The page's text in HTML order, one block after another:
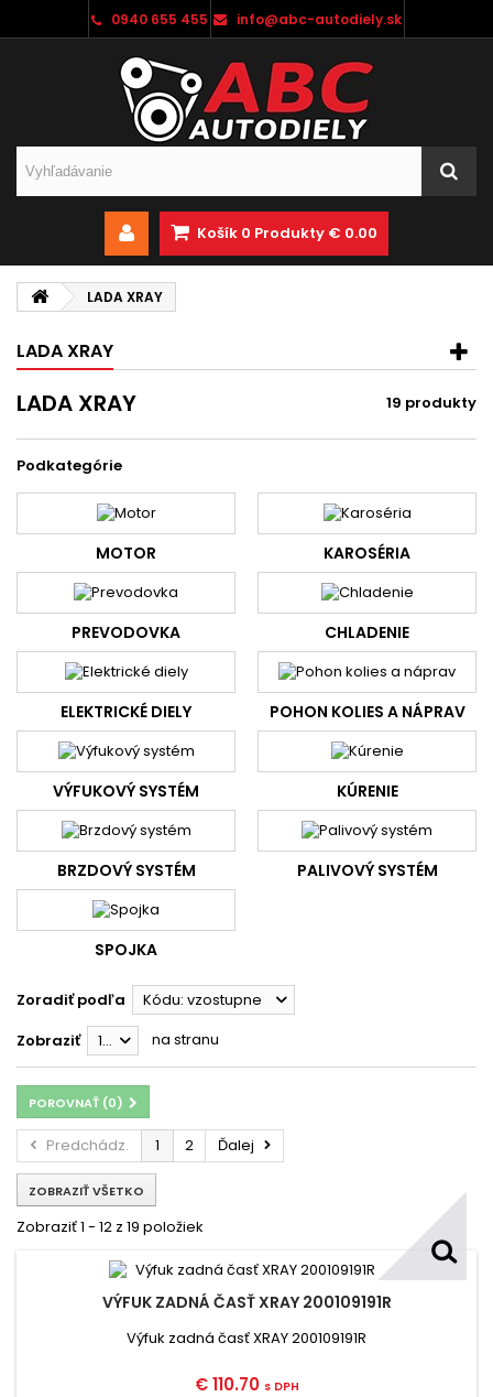
0940 655 455 info@abc-autodiely.sk
Košík 0 Produkty € 0.00
LADA XRAY
LADA XRAY
LADA XRAY 19 produkty
Podkategórie
MOTOR KAROSÉRIA
PREVODOVKA CHLADENIE
ELEKTRICKÉ DIELY POHON KOLIES A NÁPRAV
VÝFUKOVÝ SYSTÉM KÚRENIE
BRZDOVÝ SYSTÉM PALIVOVÝ SYSTÉM
SPOJKA
Zoradiť podľa
Kódu: vzostupne
Zobraziť
12 na stranu
POROVNAŤ (0)
Predchádz. 1 2 Ďalej
ZOBRAZIŤ VŠETKO
Zobraziť 1 - 12 z 19 položiek
VÝFUK ZADNÁ ČASŤ XRAY 200109191R
Výfuk zadná časť XRAY 200109191R
€ 110.70 s DPH